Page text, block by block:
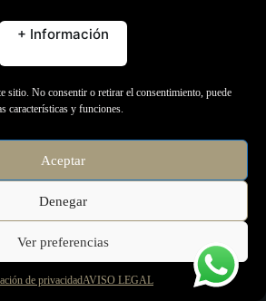
utilizamos tecnologías como las cookies para
del dispositivo. El consentimiento de estas
sitio. No consentir o retirar el consentimiento, puede
características y funciones.
Aceptar
Denegar
Ver preferencias
de privacidadAVISO LEGAL
creada porMicromercio.com
-Aviso Legal -Declaración de
+ Información